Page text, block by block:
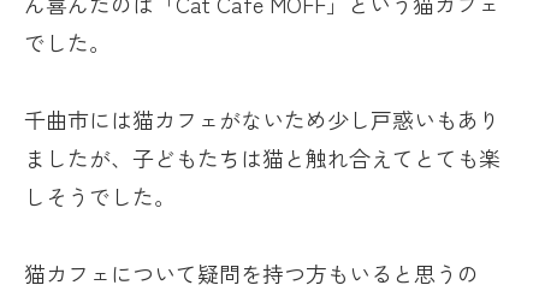
でした。
千曲市には猫カフェがないため少し戸惑いもあり
ましたが、子どもたちは猫と触れ合えてとても楽
しそうでした。
猫カフェについて疑問を持つ方もいると思うの